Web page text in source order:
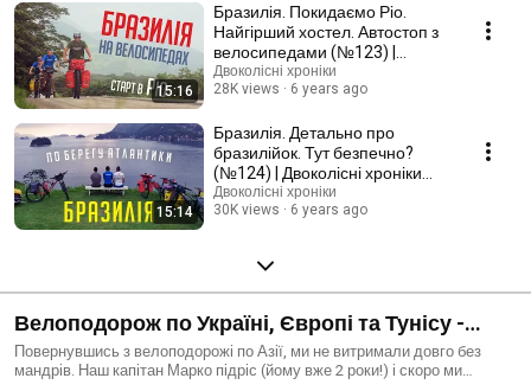
15:16
Бразилія. Покидаємо Ріо.
Найгірший хостел. Автостоп з
велосипедами (№123) |
Двоколісні хроніки 2020
Двоколісні хроніки
28K views
6 years ago
15:14
Бразилія. Детально про
бразилійок. Тут безпечно?
(№124) | Двоколісні хроніки
2020
Двоколісні хроніки
30K views
6 years ago
Велоподорож по Україні, Європі та Тунісу -
Двоколісні хроніки 2018-2019
Повернувшись з велоподорожі по Азії, ми не витримали довго без
мандрів. Наш капітан Марко підріс (йому вже 2 роки!) і скоро ми